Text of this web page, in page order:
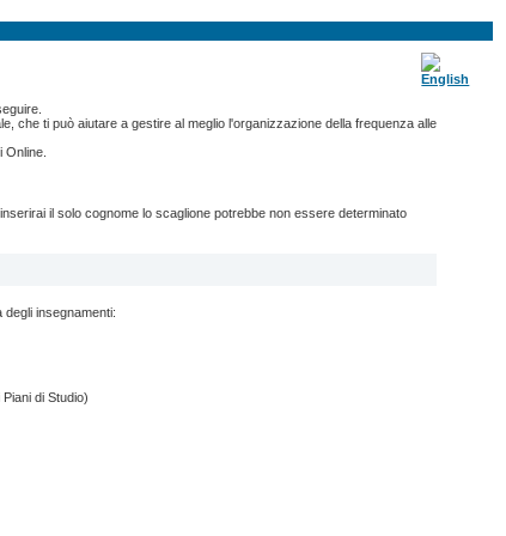
che ti può aiutare a gestire al meglio l'organizzazione della frequenza alle
il solo cognome lo scaglione potrebbe non essere determinato
insegnamenti:
di Studio)